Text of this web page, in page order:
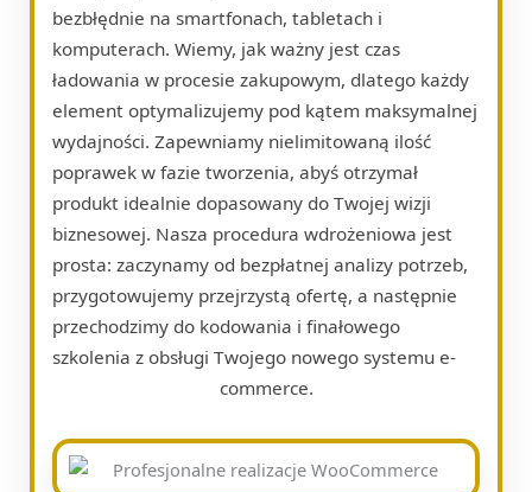
bezbłędnie na smartfonach, tabletach i
komputerach. Wiemy, jak ważny jest czas
ładowania w procesie zakupowym, dlatego każdy
element optymalizujemy pod kątem maksymalnej
wydajności. Zapewniamy nielimitowaną ilość
poprawek w fazie tworzenia, abyś otrzymał
produkt idealnie dopasowany do Twojej wizji
biznesowej. Nasza procedura wdrożeniowa jest
prosta: zaczynamy od bezpłatnej analizy potrzeb,
przygotowujemy przejrzystą ofertę, a następnie
przechodzimy do kodowania i finałowego
szkolenia z obsługi Twojego nowego systemu e-
commerce.